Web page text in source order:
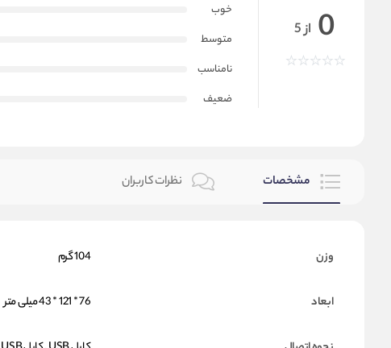
0 از 5
خوب
متوسط
نامناسب
ضعیف
مشخصات نظرات کاربران
وزن 104 گرم
ابعاد 76 * 121 * 43 میلی متر